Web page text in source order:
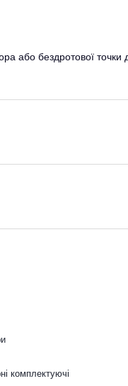
або бездротової точки
комплектуючі